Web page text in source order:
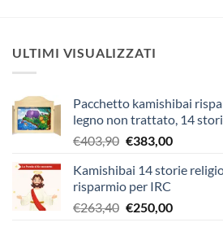
ULTIMI VISUALIZZATI
Pacchetto kamishibai
legno non trattato, 14
€403,90 Il
originale
era:
€403,90.
€383,00Il
attuale
€383,00.
Kamishibai 14 storie
risparmio per IRC
€263,40 Il
€250,00Il